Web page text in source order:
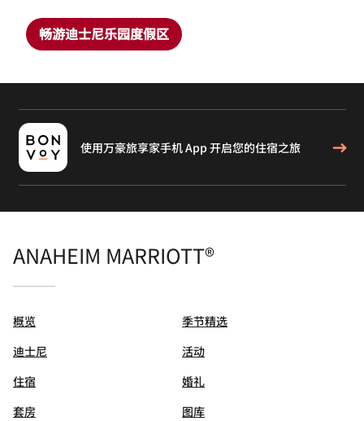
畅游迪士尼乐园度假区
使用万豪旅享家手机 App 开启您的住宿之旅
ANAHEIM MARRIOTT®
概览
迪士尼
住宿
套房
季节精选
活动
婚礼
图库